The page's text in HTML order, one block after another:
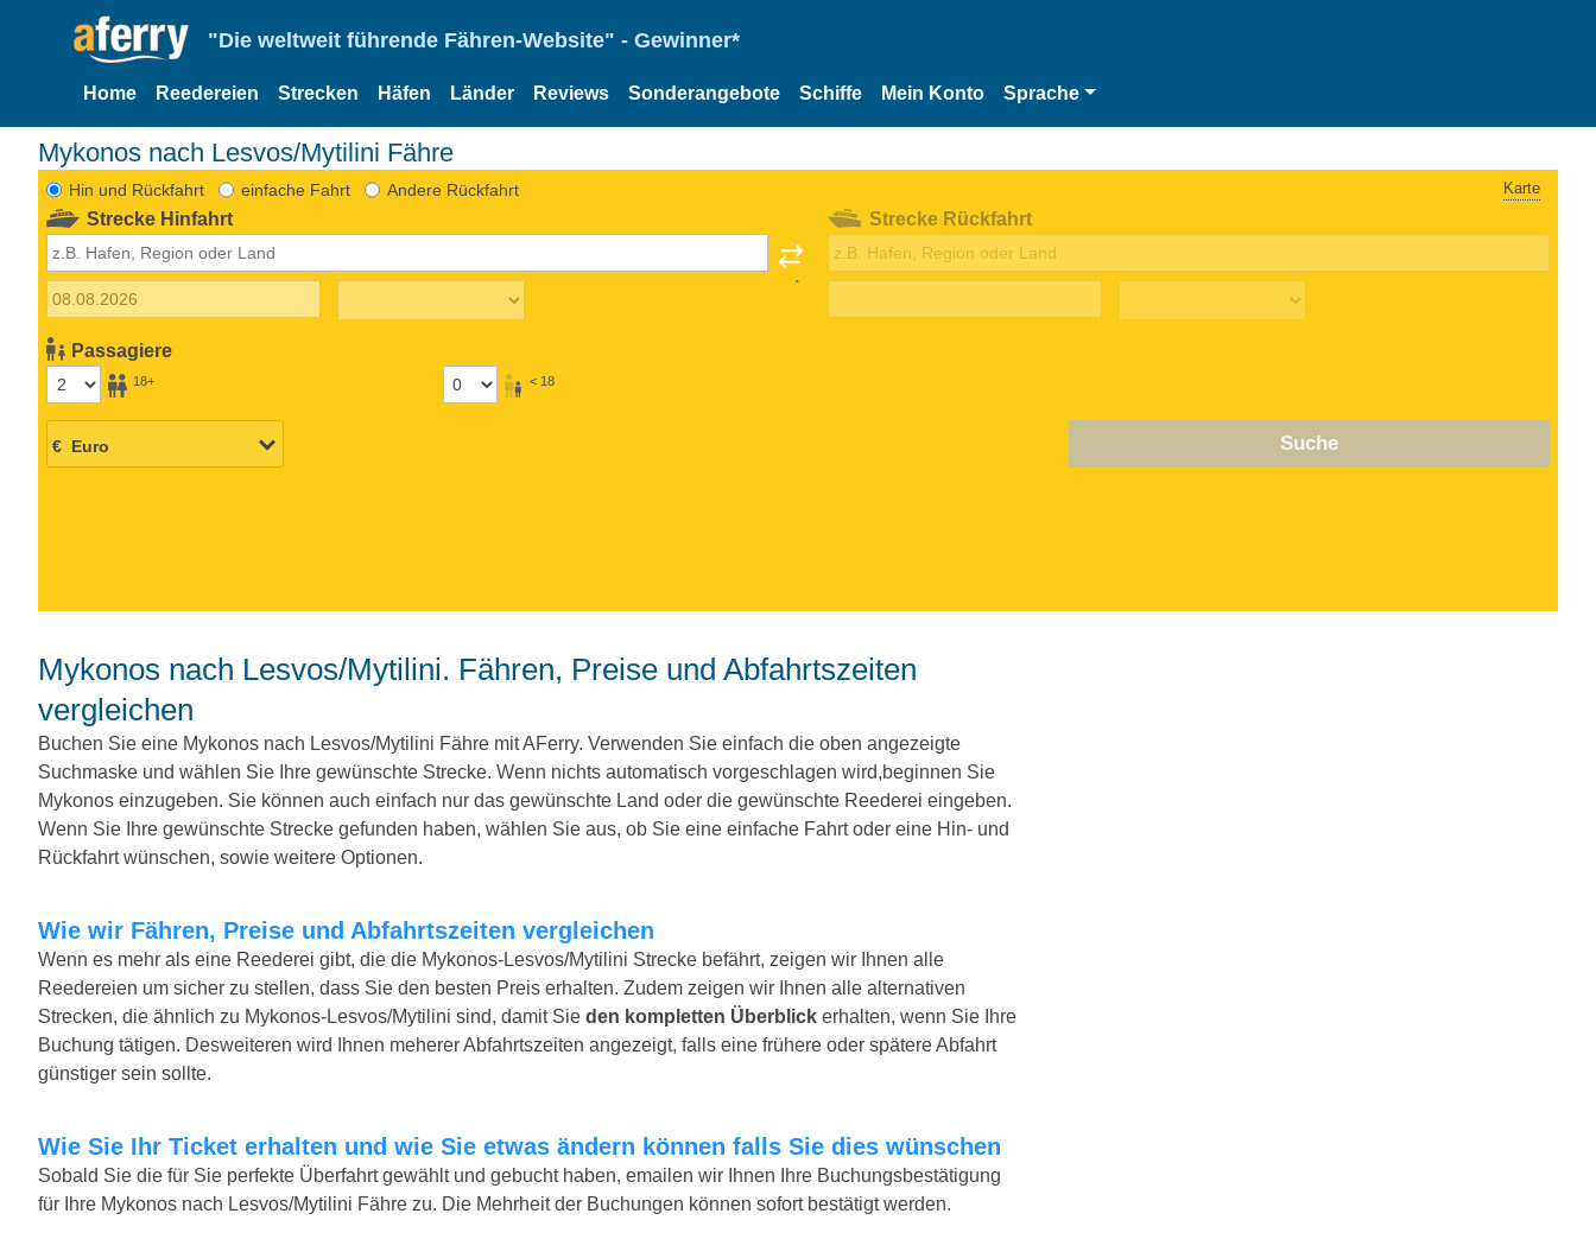
"Die weltweit führende Fähren-Website" - Gewinner*
Home Reedereien Strecken Häfen Länder Reviews Sonderangebote Schiffe Mein Konto Sprache
Mykonos nach Lesvos/Mytilini Fähre
Hin und Rückfahrt einfache Fahrt Andere Rückfahrt Karte
Strecke Hinfahrt
Passagiere
18+ < 18
Strecke Rückfahrt
Suche
Mykonos nach Lesvos/Mytilini. Fähren, Preise und Abfahrtszeiten
vergleichen
Buchen Sie eine Mykonos nach Lesvos/Mytilini Fähre mit AFerry. Verwenden Sie einfach die oben angezeigte
Suchmaske und wählen Sie Ihre gewünschte Strecke. Wenn nichts automatisch vorgeschlagen wird,beginnen Sie
Mykonos einzugeben. Sie können auch einfach nur das gewünschte Land oder die gewünschte Reederei eingeben.
Wenn Sie Ihre gewünschte Strecke gefunden haben, wählen Sie aus, ob Sie eine einfache Fahrt oder eine Hin- und
Rückfahrt wünschen, sowie weitere Optionen.
Wie wir Fähren, Preise und Abfahrtszeiten vergleichen
Wenn es mehr als eine Reederei gibt, die die Mykonos-Lesvos/Mytilini Strecke befährt, zeigen wir Ihnen alle
Reedereien um sicher zu stellen, dass Sie den besten Preis erhalten. Zudem zeigen wir Ihnen alle alternativen
Strecken, die ähnlich zu Mykonos-Lesvos/Mytilini sind, damit Sie den kompletten Überblick erhalten, wenn Sie Ihre
Buchung tätigen. Desweiteren wird Ihnen meherer Abfahrtszeiten angezeigt, falls eine frühere oder spätere Abfahrt
günstiger sein sollte.
Wie Sie Ihr Ticket erhalten und wie Sie etwas ändern können falls Sie dies wünschen
Sobald Sie die für Sie perfekte Überfahrt gewählt und gebucht haben, emailen wir Ihnen Ihre Buchungsbestätigung
für Ihre Mykonos nach Lesvos/Mytilini Fähre zu. Die Mehrheit der Buchungen können sofort bestätigt werden.